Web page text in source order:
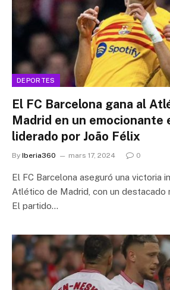
DEPORTES
El FC Barcelona gana al
Madrid en un emocionante
liderado por João Félix
By Iberia360 mars 17, 2024 0
El FC Barcelona aseguró una victoria
Atlético de Madrid, con un destacado
El partido…